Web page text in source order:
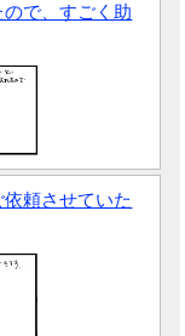
で、すごく助
頼させていた